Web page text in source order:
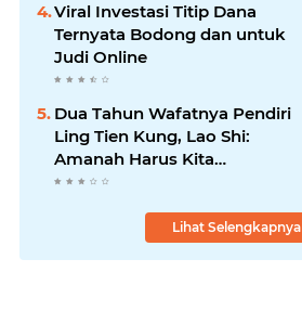
Viral Investasi Titip Dana
Ternyata Bodong dan untuk
Judi Online
Dua Tahun Wafatnya Pendiri
Ling Tien Kung, Lao Shi:
Amanah Harus Kita
Laksanakan!
Lihat Selengkapnya